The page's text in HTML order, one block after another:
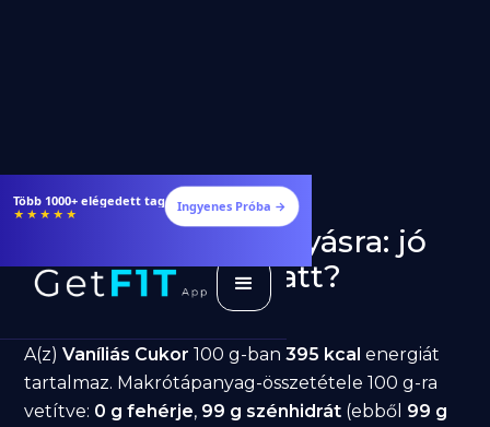
Több 1000+ elégedett tag
★★★★★ Ingyenes Próba →
Vaníliás Cukor fogyásra: jó
választás diéta alatt?
A(z)Vaníliás Cukor 100 g-ban395 kcal energiát
tartalmaz. Makrótápanyag-összetétele 100 g-ra
vetítve: 0 g fehérje, 99 g szénhidrát (ebből 99 g